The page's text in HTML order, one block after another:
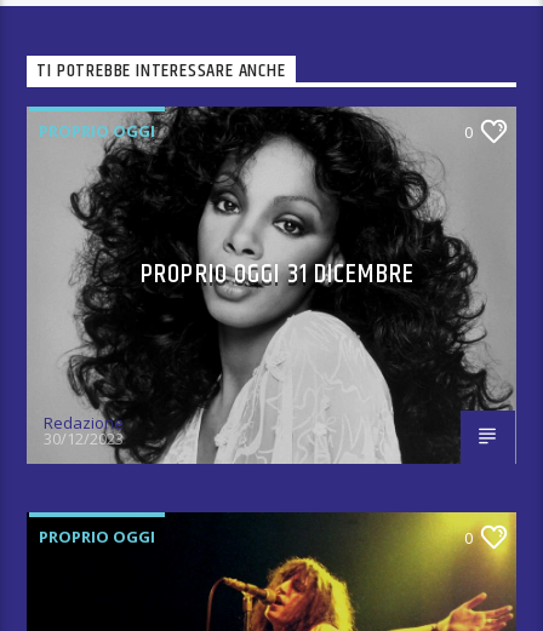
TI POTREBBE INTERESSARE ANCHE
PROPRIO OGGI 0
PROPRIO OGGI 31 DICEMBRE
Redazione
30/12/2023
PROPRIO OGGI 0